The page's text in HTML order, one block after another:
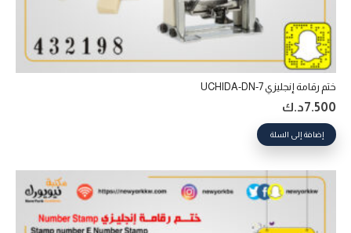
ختم رقامة إنجليزي UCHIDA-DN-7
7.500د.ك
إضافة إلى السلة